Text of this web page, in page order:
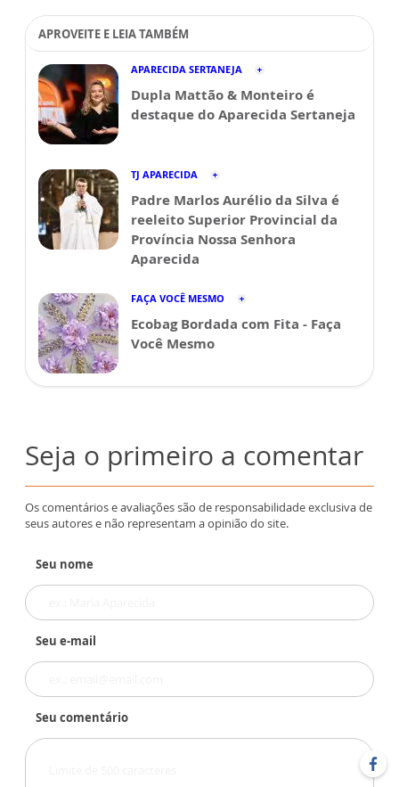
APROVEITE E LEIA TAMBÉM
APARECIDA SERTANEJA
Dupla Mattão & Monteiro é
destaque do Aparecida Sertaneja
TJ APARECIDA
Padre Marlos Aurélio da Silva é
reeleito Superior Provincial da
Província Nossa Senhora
Aparecida
FAÇA VOCÊ MESMO
Ecobag Bordada com Fita - Faça
Você Mesmo
Seja o primeiro a comentar
Os comentários e avaliações são de responsabilidade exclusiva de
seus autores e não representam a opinião do site.
Seu nome
Seu e-mail
Seu comentário